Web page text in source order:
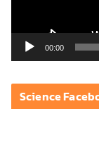
ดี
โ
00:00
Science